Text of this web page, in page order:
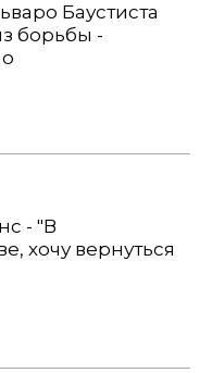
Баустиста
борьбы -
- "В
хочу вернуться